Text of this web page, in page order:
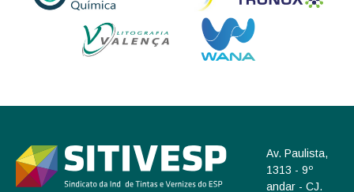
Av. Paulista,
1313 - 9º
andar - CJ.